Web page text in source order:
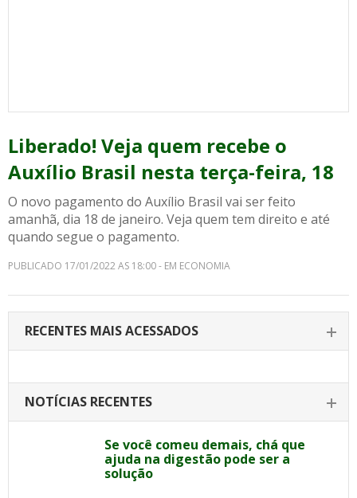
Liberado! Veja quem recebe o
Auxílio Brasil nesta terça-feira, 18
O novo pagamento do Auxílio Brasil vai ser feito
amanhã, dia 18 de janeiro. Veja quem tem direito e até
quando segue o pagamento.
PUBLICADO 17/01/2022 AS 18:00 - EM ECONOMIA
RECENTES MAIS ACESSADOS
NOTÍCIAS RECENTES
Se você comeu demais, chá que
ajuda na digestão pode ser a
solução